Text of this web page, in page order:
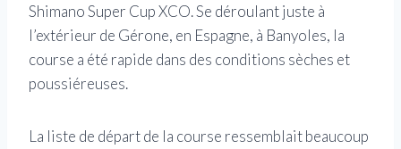
Shimano Super Cup XCO. Se déroulant juste à
l’extérieur de Gérone, en Espagne, à Banyoles, la
course a été rapide dans des conditions sèches et
poussiéreuses.
La liste de départ de la course ressemblait beaucoup